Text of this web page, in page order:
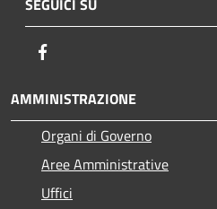
AMMINISTRAZIONE
Organi di Governo
Aree Amministrative
Uffici